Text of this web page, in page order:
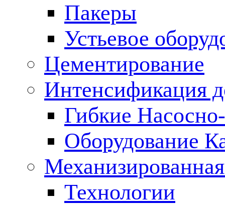
Пакеры
Устьевое
Цементирование
Интенсификация
Гибкие
Оборудование
Технологии